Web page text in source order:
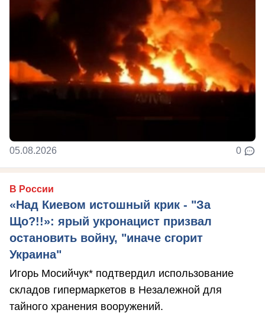
05.08.2026 0
В России
«Над Киевом истошный крик - "За
Що?!!»: ярый укронацист призвал
остановить войну, "иначе сгорит
Украина"
Игорь Мосийчук* подтвердил использование
складов гипермаркетов в Незалежной для
тайного хранения вооружений.